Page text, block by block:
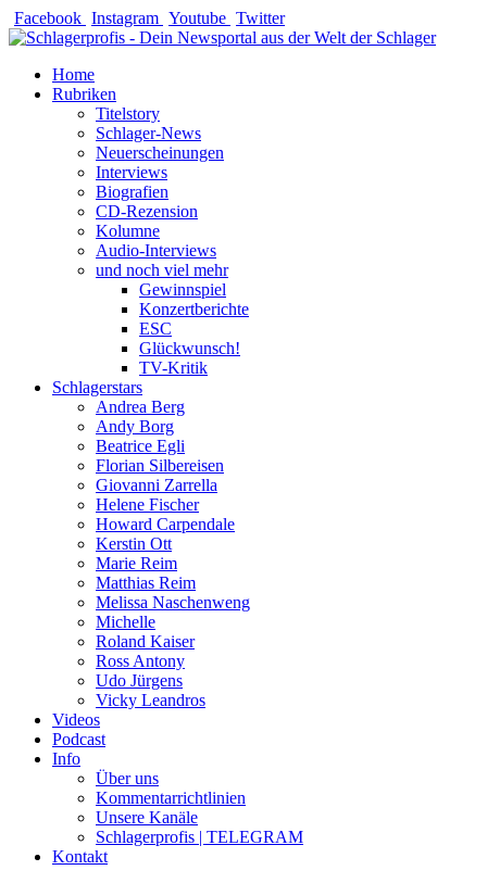
Zum
Inhalt
Facebook Instagram Youtube Twitter
Home
Rubriken
Titelstory
Schlager-News
Neuerscheinungen
Interviews
Biografien
CD-Rezension
Kolumne
Audio-Interviews
und noch viel mehr
Gewinnspiel
Konzertberichte
ESC
Glückwunsch!
TV-Kritik
Schlagerstars
Andrea Berg
Andy Borg
Beatrice Egli
Florian Silbereisen
Giovanni Zarrella
Helene Fischer
Howard Carpendale
Kerstin Ott
Marie Reim
Matthias Reim
Melissa Naschenweng
Michelle
Roland Kaiser
Ross Antony
Udo Jürgens
Vicky Leandros
Videos
Podcast
Info
Über uns
Kommentarrichtlinien
Unsere Kanäle
Schlagerprofis | TELEGRAM
Kontakt